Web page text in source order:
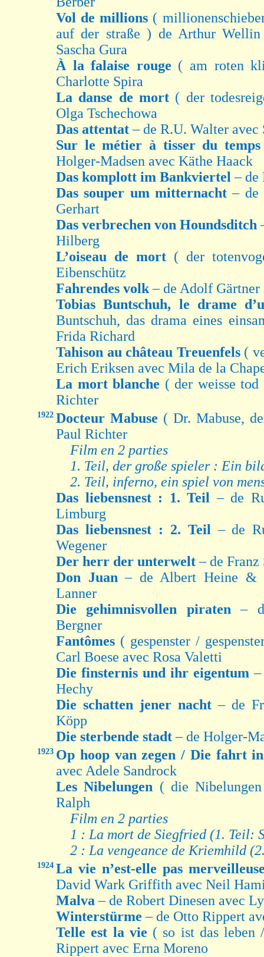
Vol de millions (
auf der straße ) de Arthur
Sascha Gura
À la falaise rouge ( am roten
Charlotte Spira
La danse de mort ( der
Olga Tschechowa
Das attentat– de R.U. Walter avec
Sur le métier à tisser du
Holger-Madsen avec Käthe Haack
Das komplott im Bankviertel– de
Das souper um mitternacht– de
Gerhart
Das verbrechen von Houndsditch
Hilberg
L’oiseau de mort ( der
Eibenschütz
Fahrendes volk– de Adolf
Tobias Buntschuh, le drame
Buntschuh, das drama eines
Frida Richard
Tahison au château Treuenfels (
Erich Eriksen avec Mila de la
La mort blanche ( der weisse
Richter
1922 Docteur Mabuse ( Dr. Mabuse,
Paul Richter
Film en 2 parties
1. Teil, der große spieler : Ein
2. Teil, inferno, ein spiel von
Das liebensnest : 1. Teil– de
Limburg
Das liebensnest : 2. Teil– de
Wegener
Der herr der unterwelt– de
Don Juan– de Albert Heine &
Lanner
Die gehimnisvollen piraten–
Bergner
Fantômes ( gespenster /
Carl Boese avec Rosa Valetti
Die finsternis und ihr eigentum
Hechy
Die schatten jener nacht– de
Köpp
Die sterbende stadt– de Holger-
1923 Op hoop van zegen / Die fahrt
avec Adele Sandrock
Les Nibelungen ( die
Ralph
Film en 2 parties
1 : La mort de Siegfried (1. Teil:
2 : La vengeance de Kriemhild
1924 La vie n’est-elle pas
David Wark Griffith avec Neil
Malva– de Robert Dinesen avec
Winterstürme– de Otto Rippert
Telle est la vie ( so ist das leben
Rippert avec Erna Moreno